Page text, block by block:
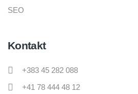
SEO
Kontakt
+383 45 282 088
+41 78 444 48 12